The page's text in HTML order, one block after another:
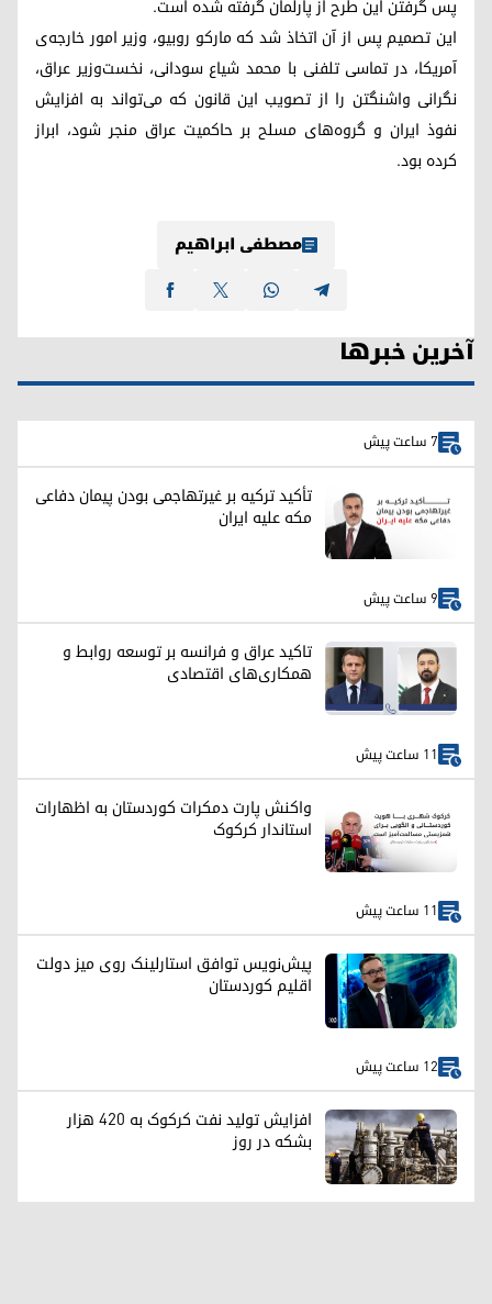
پس گرفتن این طرح از پارلمان گرفته شده است.
این تصمیم پس از آن اتخاذ شد که مارکو روبیو، وزیر امور خارجه‌ی
آمریکا، در تماسی تلفنی با محمد شیاع سودانی، نخست‌وزیر عراق،
نگرانی واشنگتن را از تصویب این قانون که می‌تواند به افزایش
نفوذ ایران و گروه‌های مسلح بر حاکمیت عراق منجر شود، ابراز
کرده بود.
مصطفی ابراهیم
آخرین خبرها
7 ساعت پیش
تأکید ترکیه بر غیرتهاجمی بودن پیمان دفاعی
مکه علیه ایران
9 ساعت پیش
تاکید عراق و فرانسه بر توسعه روابط و
همکاری‌های اقتصادی
11 ساعت پیش
واکنش پارت دمکرات کوردستان به اظهارات
استاندار کرکوک
11 ساعت پیش
پیش‌نویس توافق استارلینک روی میز دولت
اقلیم کوردستان
12 ساعت پیش
افزایش تولید نفت کرکوک به ۴۲۰ هزار
بشکه در روز